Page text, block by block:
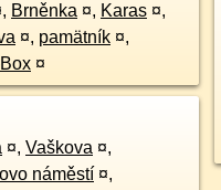
, Brněnka ¤, Karas ¤,
¤, pamätník ¤,
¤
¤, Vaškova ¤,
náměstí ¤,